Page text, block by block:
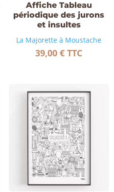
Affiche Tableau
périodique des jurons
et insultes
La Majorette à Moustache
39,00€ TTC